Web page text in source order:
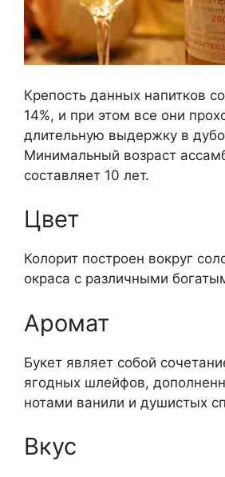
Крепость данных напитков
14%, и при этом все они
длительную выдержку в
Минимальный возраст
составляет 10 лет.
Цвет
Колорит построен вокруг
окраса с различными
Аромат
Букет являет собой
ягодных шлейфов,
нотами ванили и душистых
Вкус